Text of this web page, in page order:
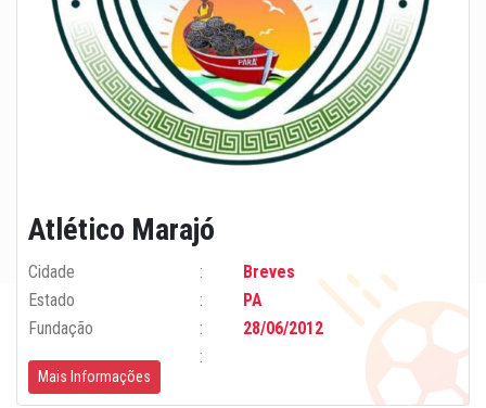
Atlético Marajó
Cidade
Breves
Estado
PA
Fundação
28/06/2012
Mais Informações